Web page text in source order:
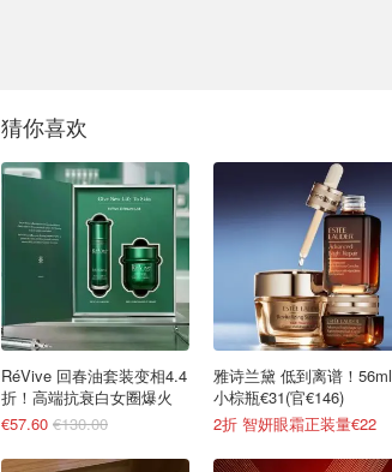
猜你喜欢
RéVive 回春油套装变相4.4
折！高端抗衰白女圈爆火
€57.60 €130.00
雅诗兰黛 低到离谱！56ml
小棕瓶€31(官€146)
2折 智妍眼霜正装量€22